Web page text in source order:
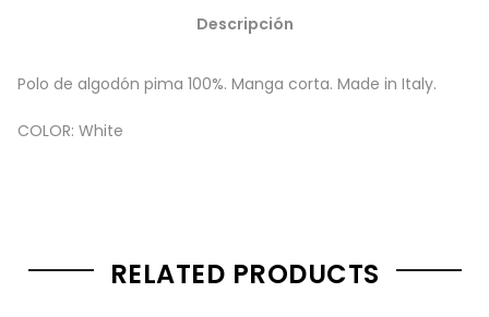
Descripción
Polo de algodón pima 100%. Manga corta. Made in Italy.
COLOR: White
RELATED PRODUCTS